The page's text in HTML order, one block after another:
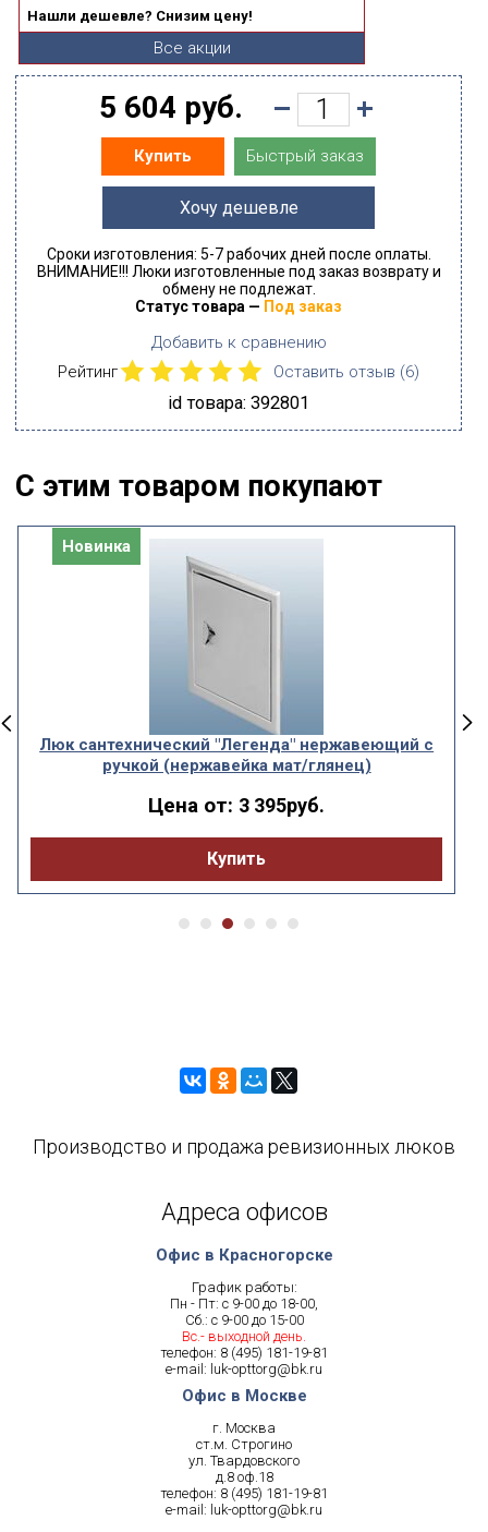
Нашли дешевле? Снизим цену!
Все акции
5 604 руб.
Купить Быстрый заказ
Хочу дешевле
Сроки изготовления: 5-7 рабочих дней после оплаты.
ВНИМАНИЕ!!! Люки изготовленные под заказ возврату и
обмену не подлежат.
Статус товара — Под заказ
Добавить к сравнению
Рейтинг
Оставить отзыв (6)
id товара: 392801
С этим товаром покупают
Новинка
Люк сантехнический "Легенда" нержавеющий с
ручкой (нержавейка мат/глянец)
Цена от: 3 395руб.
Купить
Производство и продажа ревизионных люков
Адреса офисов
Офис в Красногорске
График работы:
Пн - Пт: с 9-00 до 18-00,
Сб.: с 9-00 до 15-00
Вс.- выходной день.
телефон: 8 (495) 181-19-81
e-mail: luk-opttorg@bk.ru
Офис в Москве
г. Москва
ст.м. Строгино
ул. Твардовского
д.8 оф.18
телефон: 8 (495) 181-19-81
e-mail: luk-opttorg@bk.ru